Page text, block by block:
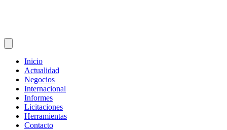
Inicio
Actualidad
Negocios
Internacional
Informes
Licitaciones
Herramientas
Contacto